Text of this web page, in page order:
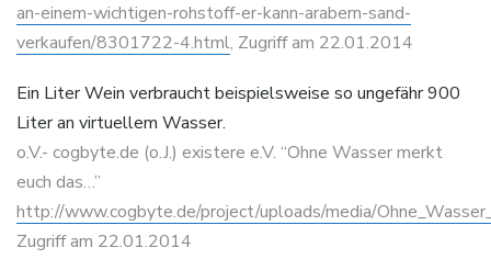
an-einem-wichtigen-rohstoff-er-kann-arabern-sand-
verkaufen/8301722-4.html, Zugriff am 22.01.2014
Ein Liter Wein verbraucht beispielsweise so ungefähr 900
Liter an virtuellem Wasser.
o.V.- cogbyte.de (o.J.) existere e.V. “Ohne Wasser merkt
euch das…”
http://www.cogbyte.de/project/uploads/media/
Zugriff am 22.01.2014